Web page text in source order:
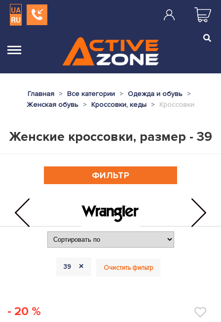
UA
RU
Главная Все категории
Одежда и обувь
Женская обувь
Кроссовки, кеды Кроссовки
Женские кроссовки, размер - 39
ФИЛЬТР
39 + Очистить фильтр
- 20 %